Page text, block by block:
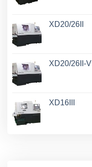
XD20/26II
XD20/26II-V
XD16III